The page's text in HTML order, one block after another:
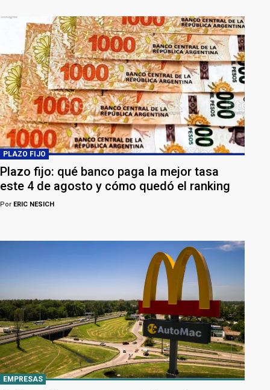
PLAZO FIJO
Plazo fijo: qué banco paga la mejor tasa
este 4 de agosto y cómo quedó el ranking
Por ERIC NESICH
EMPRESAS